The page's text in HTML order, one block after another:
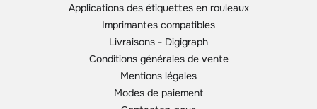
Applications des étiquettes en rouleaux
Imprimantes compatibles
Livraisons - Digigraph
Conditions générales de vente
Mentions légales
Modes de paiement